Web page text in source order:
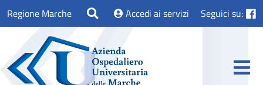
Regione Marche Accedi ai servizi Seguici su: